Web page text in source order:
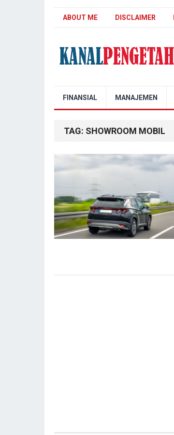
ABOUT ME DISCLAIMER
FINANSIAL MANAJEMEN
TAG: SHOWROOM MOBIL